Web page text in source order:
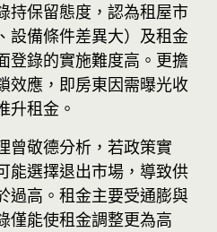
持保留態度，認為租屋市
設備條件差異大）及租金
登錄的實施難度高。更擔
效應，即房東因需曝光收
升租金。
曾敬德分析，若政策實
能選擇退出市場，導致供
過高。租金主要受通膨與
僅能使租金調整更為高